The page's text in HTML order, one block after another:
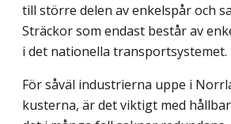
till större delen av enkelspår och
Sträckor som endast består av
i det nationella transportsystemet.
För såväl industrierna uppe i
kusterna, är det viktigt med